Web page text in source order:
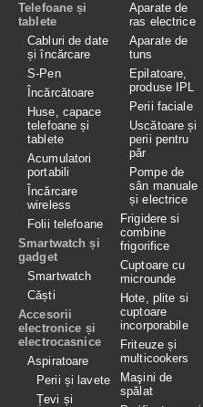
Telefoane și
tablete
Cabluri de date
și încărcare
S-Pen
Încărcătoare
Huse, capace
telefoane și
tablete
Acumulatori
portabili
Încărcare
wireless
Folii telefoane
Smartwatch și
gadget
Smartwatch
Căști
Accesorii
electronice și
electrocasnice
Aspiratoare
Perii și lavete
Țevi și
Aparate de
ras electrice
Aparate de
tuns
Epilatoare,
produse IPL
Perii faciale
Uscătoare și
perii pentru
păr
Pompe de
sân manuale
și electrice
Frigidere si
combine
frigorifice
Cuptoare cu
microunde
Hote, plite si
cuptoare
incorporabile
Friteuze și
multicookers
Maşini de
spălat